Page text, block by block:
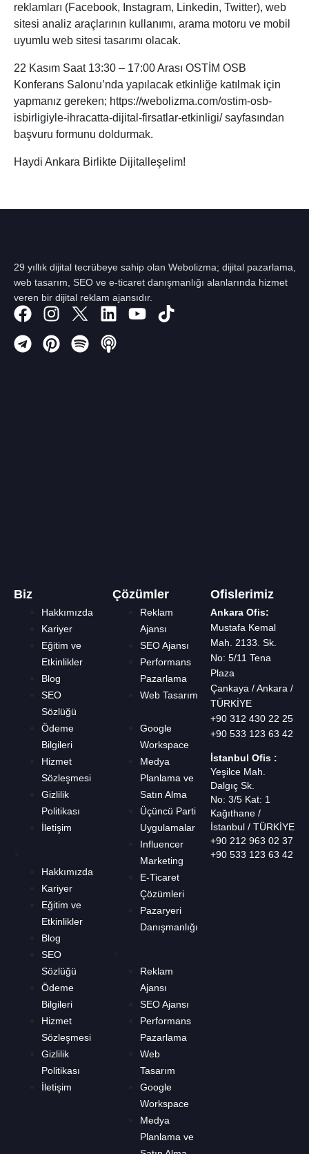
reklamları (Facebook, Instagram, Linkedin, Twitter), web
sitesi analiz araçlarının kullanımı, arama motoru ve mobil
uyumlu web sitesi tasarımı olacak.
22 Kasım Saat 13:30 – 17:00 Arası OSTİM OSB
Konferans Salonu’nda yapılacak etkinliğe katılmak için
yapmanız gereken; https://webolizma.com/ostim-osb-
isbirligiyle-ihracatta-dijital-firsatlar-etkinligi/ sayfasından
başvuru formunu doldurmak.
Haydi Ankara Birlikte Dijitalleşelim!
29 yıllık dijital tecrübeye sahip olan Webolizma; dijital pazarlama,
web tasarım, SEO ve e-ticaret danışmanlığı alanlarında hizmet
veren bir dijital reklam ajansıdır.
Biz
Hakkımızda
Kariyer
Eğitim ve
Etkinlikler
Blog
SEO
Sözlüğü
Ödeme
Bilgileri
Hizmet
Sözleşmesi
Gizlilik
Politikası
İletişim
Hakkımızda
Kariyer
Eğitim ve
Etkinlikler
Blog
SEO
Sözlüğü
Ödeme
Bilgileri
Hizmet
Sözleşmesi
Gizlilik
Politikası
İletişim
Çözümler
Reklam
Ajansı
SEO Ajansı
Performans
Pazarlama
Web Tasarım
Google
Workspace
Medya
Planlama ve
Satın Alma
Üçüncü Parti
Uygulamalar
Influencer
Marketing
E-Ticaret
Çözümleri
Pazaryeri
Danışmanlığı
Reklam
Ajansı
SEO Ajansı
Performans
Pazarlama
Web
Tasarım
Google
Workspace
Medya
Planlama ve
Ofislerimiz
Ankara Ofis:
Mustafa Kemal
Mah. 2133. Sk.
No: 5/11 Tena
Plaza
Çankaya / Ankara /
TÜRKİYE
+90 312 430 22 25
+90 533 123 63 42
İstanbul Ofis :
Yeşilce Mah.
Dalgıç Sk.
No: 3/5 Kat: 1
Kağıthane /
İstanbul / TÜRKİYE
+90 212 963 02 37
+90 533 123 63 42